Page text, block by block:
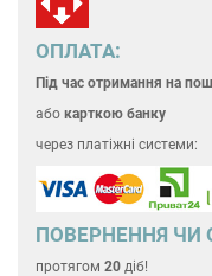
ОПЛАТА:
Під час отримання на
або карткою банку
через платіжні системи:
ПОВЕРНЕННЯ ЧИ
протягом 20 діб!